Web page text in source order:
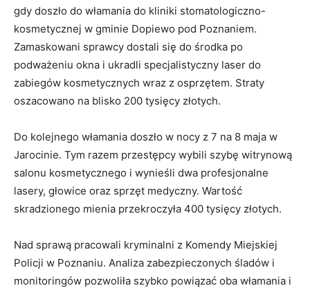
gdy doszło do włamania do kliniki stomatologiczno-
kosmetycznej w gminie Dopiewo pod Poznaniem.
Zamaskowani sprawcy dostali się do środka po
podważeniu okna i ukradli specjalistyczny laser do
zabiegów kosmetycznych wraz z osprzętem. Straty
oszacowano na blisko 200 tysięcy złotych.
Do kolejnego włamania doszło w nocy z 7 na 8 maja w
Jarocinie. Tym razem przestępcy wybili szybę witrynową
salonu kosmetycznego i wynieśli dwa profesjonalne
lasery, głowice oraz sprzęt medyczny. Wartość
skradzionego mienia przekroczyła 400 tysięcy złotych.
Nad sprawą pracowali kryminalni z Komendy Miejskiej
Policji w Poznaniu. Analiza zabezpieczonych śladów i
monitoringów pozwoliła szybko powiązać oba włamania i